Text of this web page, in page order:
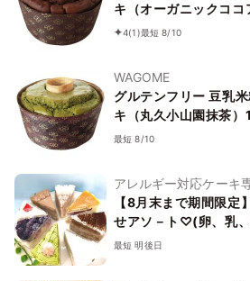
キ（オーガニックコ
ガン アレルギー対応
4(1)最短 8/10
WAGOME
グルテンフリー 豆乳
キ（丸久小山園抹茶
アレルギー対応 小麦
最短 8/10
アレルギー対応ケーキ
【8月末まで期間限
せアソ－ト♡(卵、乳
ド不使用】
最短 明後日